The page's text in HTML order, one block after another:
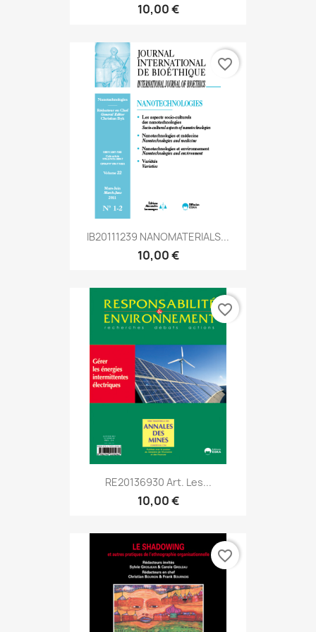
10,00 €
IB20111239 NANOMATERIALS...
10,00 €
favorite_border
RE20136930 Art. Les...
10,00 €
favorite_border
favorite_border